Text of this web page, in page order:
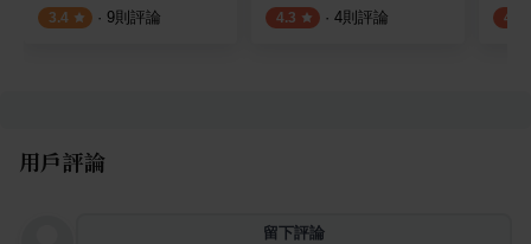
3.4 · 9則評論 4.3 · 4則評論 4.0
用戶評論
留下評論